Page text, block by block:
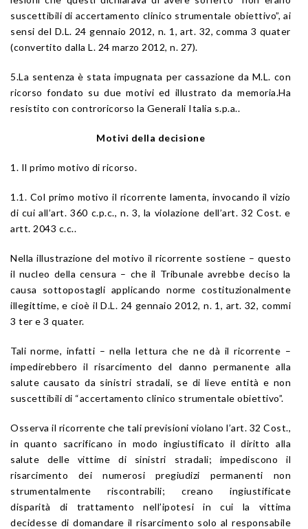
suscettibili di accertamento clinico strumentale obiettivo”, ai
sensi del D.L. 24 gennaio 2012, n. 1, art. 32, comma 3 quater
(convertito dalla L. 24 marzo 2012, n. 27).
5.La sentenza è stata impugnata per cassazione da M.L. con
ricorso fondato su due motivi ed illustrato da memoria.Ha
resistito con controricorso la Generali Italia s.p.a..
Motivi della decisione
1. Il primo motivo di ricorso.
1.1. Col primo motivo il ricorrente lamenta, invocando il vizio
di cui all’art. 360 c.p.c., n. 3, la violazione dell’art. 32 Cost. e
artt. 2043 c.c..
Nella illustrazione del motivo il ricorrente sostiene – questo
il nucleo della censura – che il Tribunale avrebbe deciso la
causa sottopostagli applicando norme costituzionalmente
illegittime, e cioè il D.L. 24 gennaio 2012, n. 1, art. 32, commi
3 ter e 3 quater.
Tali norme, infatti – nella lettura che ne dà il ricorrente –
impedirebbero il risarcimento del danno permanente alla
salute causato da sinistri stradali, se di lieve entità e non
suscettibili di “accertamento clinico strumentale obiettivo”.
Osserva il ricorrente che tali previsioni violano l’art. 32 Cost.,
in quanto sacrificano in modo ingiustificato il diritto alla
salute delle vittime di sinistri stradali; impediscono il
risarcimento dei numerosi pregiudizi permanenti non
strumentalmente riscontrabili; creano ingiustificate
disparità di trattamento nell’ipotesi in cui la vittima
decidesse di domandare il risarcimento solo al responsabile